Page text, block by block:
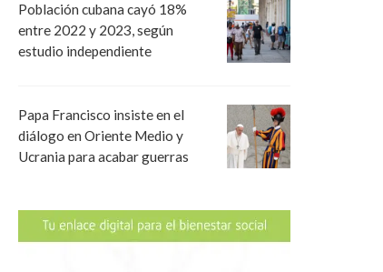
Población cubana cayó 18%
entre 2022 y 2023, según
estudio independiente
Papa Francisco insiste en el
diálogo en Oriente Medio y
Ucrania para acabar guerras